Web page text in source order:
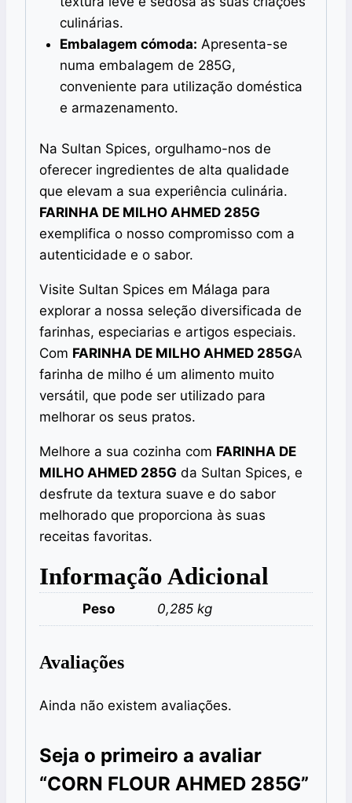
culinárias.
Embalagem cómoda: Apresenta-se
numa embalagem de 285G,
conveniente para utilização doméstica
e armazenamento.
Na Sultan Spices, orgulhamo-nos de
oferecer ingredientes de alta qualidade
que elevam a sua experiência culinária.
FARINHA DE MILHO AHMED 285G
exemplifica o nosso compromisso com a
autenticidade e o sabor.
Visite Sultan Spices em Málaga para
explorar a nossa seleção diversificada de
farinhas, especiarias e artigos especiais.
Com FARINHA DE MILHO AHMED 285GA
farinha de milho é um alimento muito
versátil, que pode ser utilizado para
melhorar os seus pratos.
Melhore a sua cozinha com FARINHA DE
MILHO AHMED 285G da Sultan Spices, e
desfrute da textura suave e do sabor
melhorado que proporciona às suas
receitas favoritas.
Informação Adicional
Peso 0,285 kg
Avaliações
Ainda não existem avaliações.
Seja o primeiro a avaliar
“CORN FLOUR AHMED 285G”